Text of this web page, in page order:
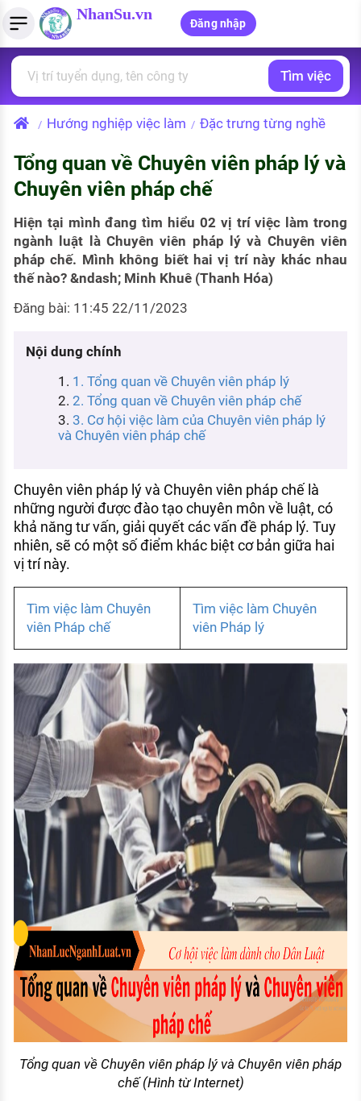
NhanSu.vn
Đăng nhập
Tìm việc làm
Việc làm ngành luật
Việc làm lương cao
Việc làm tốt nhất
CÔNG TY
Danh sách nhà tuyển dụng
Quản lý CV
Tải CV lên
Tạo CV trực tuyến
Mẫu CV đơn giản
Mẫu CV hiện đại
Tính lương Gross - Net
Tính thuế thu nhập cá nhân
Tính trợ cấp thất nghiệp
PHÁP LUẬT VIỆT NAM
Văn bản pháp luật
PHÁP LUẬT LAO ĐỘNG
Lao động và tiền lương
Bảo hiểm và phúc lợi
Thuế thu nhập
Hồ sơ biểu mẫu
Chính sách lao động
KHÁM PHÁ NGHỀ NGHIỆP
Tử vi nghề nghiệp
Kỹ năng nghề nghiệp
Đặc trưng từng nghề
Xu hướng việc làm
XÂY DỰNG VÀ PHÁT TRIỂN ĐỘI NGŨ
NHÂN SỰ
TUYỂN DỤNG VIỆC LÀM
Tìm việc
/ Hướng nghiệp việc làm / Đặc trưng từng nghề
Tổng quan về Chuyên viên pháp lý và
Chuyên viên pháp chế
Hiện tại mình đang tìm hiểu 02 vị trí việc làm trong
ngành luật là Chuyên viên pháp lý và Chuyên viên
pháp chế. Mình không biết hai vị trí này khác nhau
thế nào? &ndash; Minh Khuê (Thanh Hóa)
Đăng bài: 11:45 22/11/2023
Nội dung chính
1. Tổng quan về Chuyên viên pháp lý
2. Tổng quan về Chuyên viên pháp chế
3. Cơ hội việc làm của Chuyên viên pháp lý
và Chuyên viên pháp chế
Chuyên viên pháp lý và Chuyên viên pháp chế là
những người được đào tạo chuyên môn về luật, có
khả năng tư vấn, giải quyết các vấn đề pháp lý. Tuy
nhiên, sẽ có một số điểm khác biệt cơ bản giữa hai
vị trí này.
Tìm việc làm Chuyên
viên Pháp chế
Tìm việc làm Chuyên
viên Pháp lý
Tổng quan về Chuyên viên pháp lý và Chuyên viên pháp
chế (Hình từ Internet)